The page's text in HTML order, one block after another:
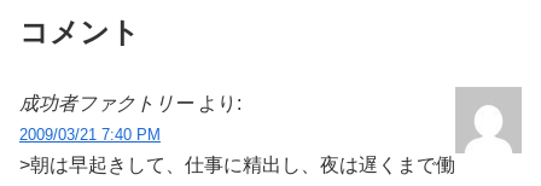
コメント
成功者ファクトリー より:
2009/03/21 7:40 PM
>朝は早起きして、仕事に精出し、夜は遅くまで働